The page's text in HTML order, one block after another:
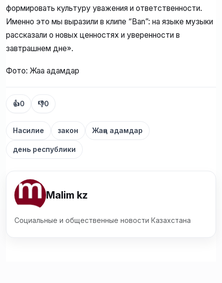
формировать культуру уважения и ответственности.
Именно это мы выразили в клипе “Ban”: на языке музыки
рассказали о новых ценностях и уверенности в
завтрашнем дне».
Фото: Жаңа адамдар
👍0 👎0
Насилие закон Жаңа адамдар
день республики
Malim kz
Социальные и общественные новости Казахстана